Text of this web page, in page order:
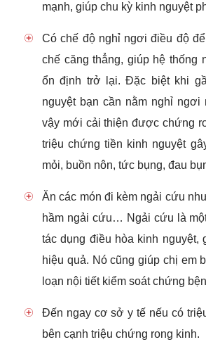
mạnh, giúp chu kỳ kinh nguyệt
Có chế độ nghỉ ngơi điều độ
chế căng thẳng, giúp hệ thống
ổn định trở lại. Đặc biệt khi
nguyệt bạn cần nằm nghỉ
vậy mới cải thiện được chứng
triệu chứng tiền kinh nguyệt
mỏi, buồn nôn, tức bụng, đau
Ăn các món đi kèm ngải cứu
hầm ngải cứu… Ngải cứu là
tác dụng điều hòa kinh nguyệt,
hiệu quả. Nó cũng giúp chị em
loạn nội tiết kiểm soát chứng
Đến ngay cơ sở y tế nếu có
bên cạnh triệu chứng rong kinh.